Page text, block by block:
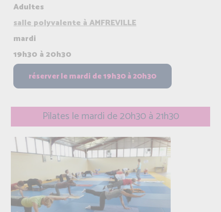
Adultes
salle polyvalente à AMFREVILLE
mardi
19h30 à 20h30
Pilates le mardi de 20h30 à 21h30